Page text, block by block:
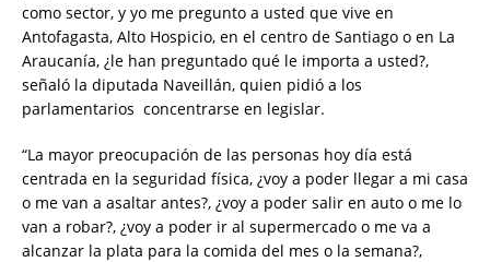
como sector, y yo me pregunto a usted que vive en
Antofagasta, Alto Hospicio, en el centro de Santiago o en La
Araucanía, ¿le han preguntado qué le importa a usted?,
señaló la diputada Naveillán, quien pidió a los
parlamentarios concentrarse en legislar.
“La mayor preocupación de las personas hoy día está
centrada en la seguridad física, ¿voy a poder llegar a mi casa
o me van a asaltar antes?, ¿voy a poder salir en auto o me lo
van a robar?, ¿voy a poder ir al supermercado o me va a
alcanzar la plata para la comida del mes o la semana?,